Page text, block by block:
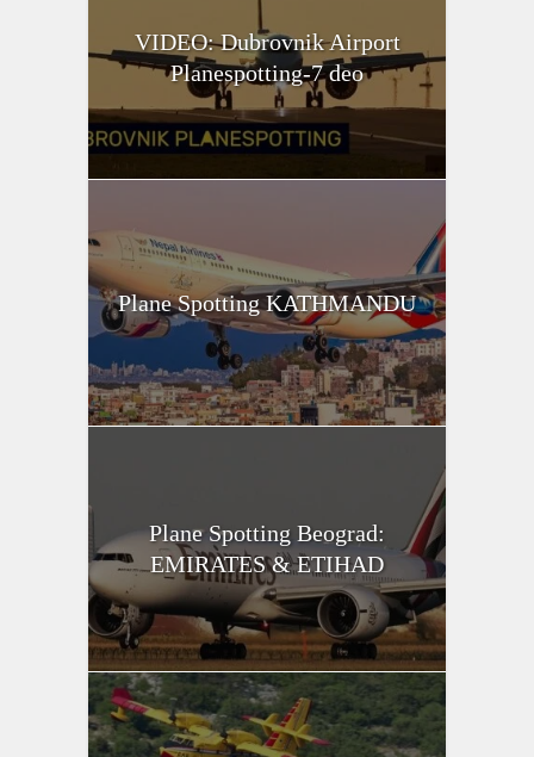
VIDEO: Dubrovnik Airport
Planespotting-7 deo
Plane Spotting KATHMANDU
Plane Spotting Beograd:
EMIRATES & ETIHAD